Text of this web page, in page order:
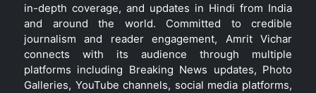
in-depth coverage, and updates in Hindi from India
and around the world. Committed to credible
journalism and reader engagement, Amrit Vichar
connects with its audience through multiple
platforms including Breaking News updates, Photo
Galleries, YouTube channels, social media platforms,